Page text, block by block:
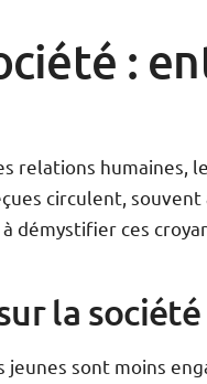
:
relations humaines,
circulent,
démystifier ces
la société
jeunes sont moins